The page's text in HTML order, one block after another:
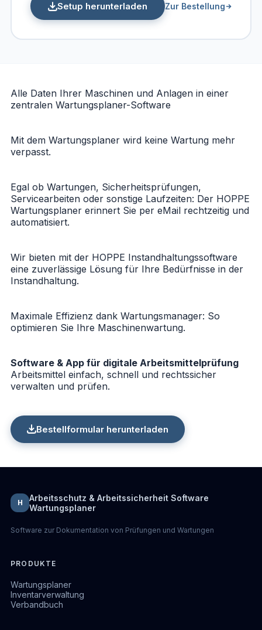
Setup herunterladen Zur Bestellung
Alle Daten Ihrer Maschinen und Anlagen in einer
zentralen Wartungsplaner-Software
Mit dem Wartungsplaner wird keine Wartung mehr
verpasst.
Egal ob Wartungen, Sicherheitsprüfungen,
Servicearbeiten oder sonstige Laufzeiten: Der HOPPE
Wartungsplaner erinnert Sie per eMail rechtzeitig und
automatisiert.
Wir bieten mit der HOPPE Instandhaltungssoftware
eine zuverlässige Lösung für Ihre Bedürfnisse in der
Instandhaltung.
Maximale Effizienz dank Wartungsmanager: So
optimieren Sie Ihre Maschinenwartung.
Software & App für digitale Arbeitsmittelprüfung
Arbeitsmittel einfach, schnell und rechtssicher
verwalten und prüfen.
Bestellformular herunterladen
H
Arbeitsschutz & Arbeitssicherheit Software
Wartungsplaner
Software zur Dokumentation von Prüfungen und Wartungen
PRODUKTE
Wartungsplaner
Inventarverwaltung
Verbandbuch